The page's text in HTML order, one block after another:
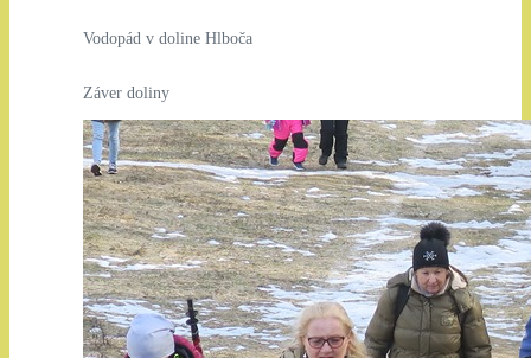
Vodopád v doline Hlboča
Záver doliny